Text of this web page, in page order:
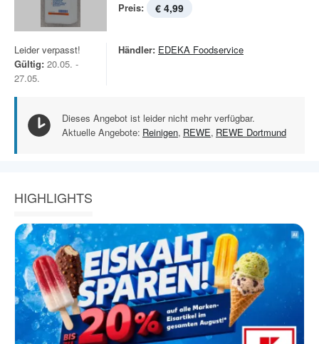
Preis: € 4,99
Leider verpasst!
Gültig: 20.05. -
27.05.
Händler: EDEKA Foodservice
Dieses Angebot ist leider nicht mehr verfügbar.
Aktuelle Angebote: Reinigen, REWE, REWE Dortmund
HIGHLIGHTS